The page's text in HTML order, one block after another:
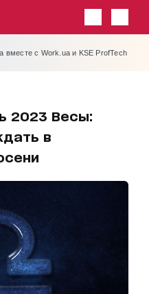
вместе с Work.ua и KSE ProfTech
2023 Весы:
в